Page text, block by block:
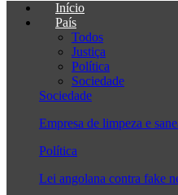
Início
País
Todos
Justiça
Política
Sociedade
Sociedade
Empresa de limpeza e
Política
Lei angolana contra fake